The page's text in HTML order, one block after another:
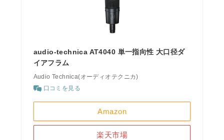
audio-technica AT4040 単一指向性 大口径ダ
イアフラム
Audio Technica(オーディオテクニカ)
口コミを見る
Amazon
楽天市場